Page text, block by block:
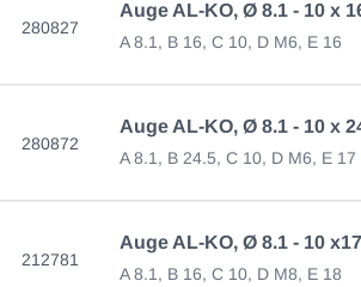
280827
A 8.1, B 16, C 10, D M6, E 16
280872
A 8.1, B 24.5, C 10, D M6, E 17
212781
A 8.1, B 16, C 10, D M8, E 18